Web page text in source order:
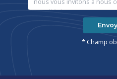
* Champ